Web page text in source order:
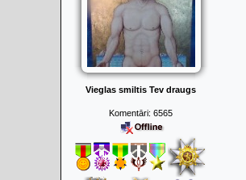
Vieglas smiltis Tev draugs
Komentāri: 6565